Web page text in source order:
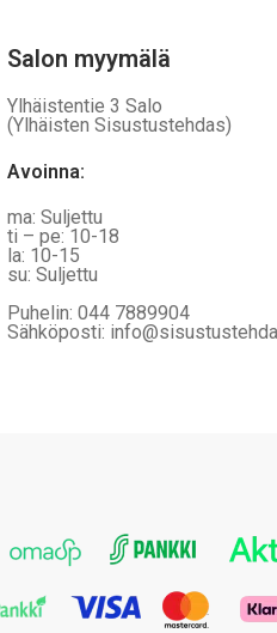
Salon myymälä
Ylhäistentie 3 Salo
(Ylhäisten Sisustustehdas)
Avoinna:
ma: Suljettu
ti – pe: 10-18
la: 10-15
su: Suljettu
Puhelin: 044 7889904
Sähköposti: